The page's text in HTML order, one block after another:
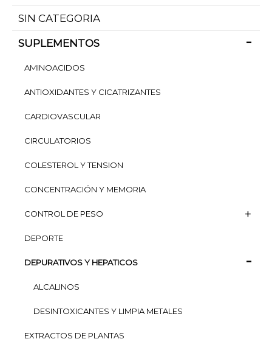
SIN CATEGORIA
SUPLEMENTOS
AMINOACIDOS
ANTIOXIDANTES Y CICATRIZANTES
CARDIOVASCULAR
CIRCULATORIOS
COLESTEROL Y TENSION
CONCENTRACIÓN Y MEMORIA
CONTROL DE PESO
DEPORTE
DEPURATIVOS Y HEPATICOS
ALCALINOS
DESINTOXICANTES Y LIMPIA METALES
EXTRACTOS DE PLANTAS